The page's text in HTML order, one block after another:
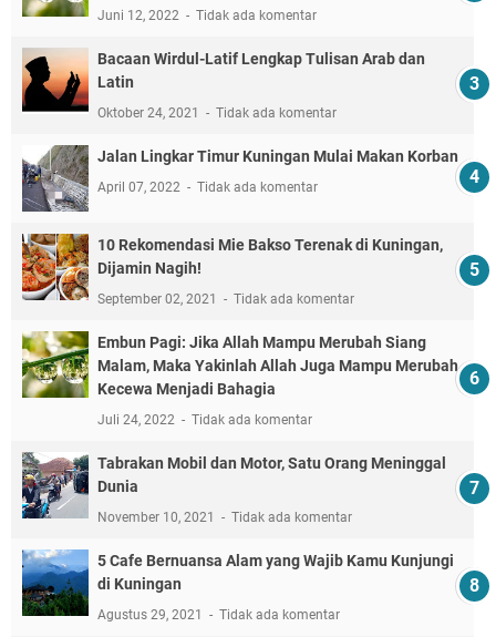
Juni 12, 2022 Tidak ada komentar
Bacaan Wirdul-Latif Lengkap Tulisan Arab dan
Latin
Oktober 24, 2021 Tidak ada komentar
Jalan Lingkar Timur Kuningan Mulai Makan Korban
April 07, 2022 Tidak ada komentar
10 Rekomendasi Mie Bakso Terenak di Kuningan,
Dijamin Nagih!
September 02, 2021 Tidak ada komentar
Embun Pagi: Jika Allah Mampu Merubah Siang
Malam, Maka Yakinlah Allah Juga Mampu Merubah
Kecewa Menjadi Bahagia
Juli 24, 2022 Tidak ada komentar
Tabrakan Mobil dan Motor, Satu Orang Meninggal
Dunia
November 10, 2021 Tidak ada komentar
5 Cafe Bernuansa Alam yang Wajib Kamu Kunjungi
di Kuningan
Agustus 29, 2021 Tidak ada komentar